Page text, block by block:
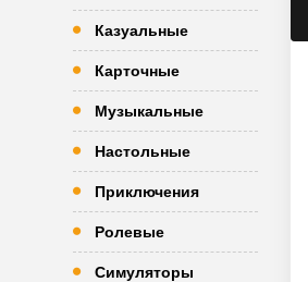
Казуальные
Карточные
Музыкальные
Настольные
Приключения
Ролевые
Симуляторы